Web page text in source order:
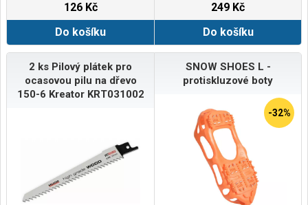
126 Kč
Do košíku
249 Kč
Do košíku
2 ks Pilový plátek pro
ocasovou pilu na dřevo
150-6 Kreator KRT031002
SNOW SHOES L -
protiskluzové boty
-32%